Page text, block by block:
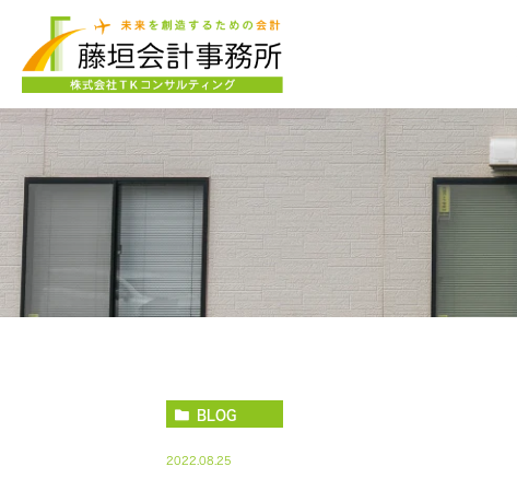
BLOG
2022.08.25